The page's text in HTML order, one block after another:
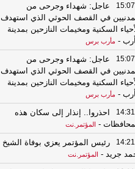
15:07
عاجل: شهداء وجرحى من
في القصف الحوثي الذي استهدف
السكنية ومخيمات النازحين بمدينة
- مأرب برس
15:07
عاجل: شهداء وجرحى من
في القصف الحوثي الذي استهدف
السكنية ومخيمات النازحين بمدينة
- مأرب برس
14:31
احذروا.. إنذار إلى سكان هذه
- المؤتمر.نت
14:21
رئيس المؤتمر يعزي بوفاة الشيخ
جريد - المؤتمر.نت